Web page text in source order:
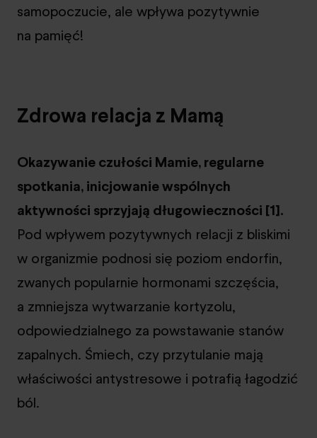
samopoczucie, ale wpływa pozytywnie
na pamięć!
Zdrowa relacja z Mamą
Okazywanie czułości Mamie, regularne
spotkania, inicjowanie wspólnych
aktywności sprzyjają długowieczności [1].
Pod wpływem pozytywnych relacji z bliskimi
w organizmie podnosi się poziom endorfin,
zwanych popularnie hormonami szczęścia,
a zmniejsza wytwarzanie kortyzolu,
odpowiedzialnego za powstawanie stanów
zapalnych. Śmiech, czy przytulanie mają
właściwości antystresowe i potrafią łagodzić
ból.